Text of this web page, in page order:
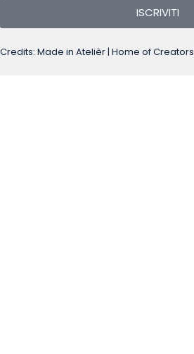
ISCRIVITI
Credits: Made in Atelièr | Home of Creators